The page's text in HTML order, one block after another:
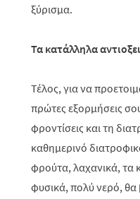
ξύρισμα.
Τα κατάλληλα
Τέλος, για να
πρώτες εξορμήσεις
φροντίσεις και τη
καθημερινό
φρούτα, λαχανικά, τα
φυσικά, πολύ νερό,